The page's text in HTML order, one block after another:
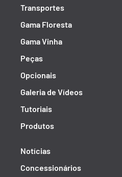
Transportes
Gama Floresta
Gama Vinha
Peças
Opcionais
Galeria de Vídeos
Tutoriais
Produtos
Notícias
Concessionários